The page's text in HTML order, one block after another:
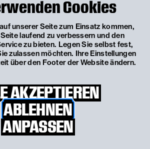
Cookies
unserer Seite zum Einsatz kommen,
laufend zu verbessern und den
zu bieten. Legen Sie selbst fest,
zulassen möchten. Ihre Einstellungen
über den Footer der Website ändern.
AKZEPTIEREN
ABLEHNEN
ANPASSEN
25. September19:30 Uhr
DES ARTURO UI
von Bertolt Brecht
€ 54 51 |42 |30|8
7. Oktober 2026